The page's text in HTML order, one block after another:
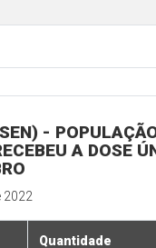
-
A DOSE
2022
Quantidade